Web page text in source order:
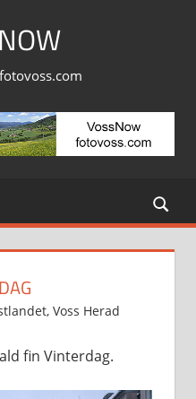
, Voss Herad
fin Vinterdag.